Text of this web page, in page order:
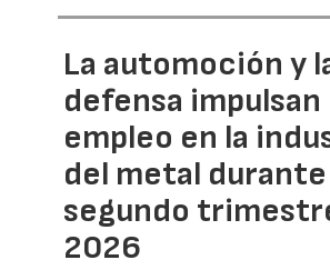
La automoción y
defensa impulsan
empleo en la
del metal
segundo
2026